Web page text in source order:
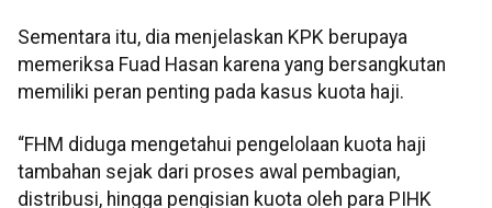
Sementara itu, dia menjelaskan KPK berupaya
memeriksa Fuad Hasan karena yang bersangkutan
memiliki peran penting pada kasus kuota haji.
“FHM diduga mengetahui pengelolaan kuota haji
tambahan sejak dari proses awal pembagian,
distribusi, hingga pengisian kuota oleh para PIHK